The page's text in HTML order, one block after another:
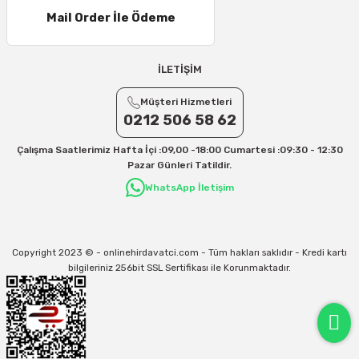
21 – 25 Desi/Kg= 357,90 TL-- 397,40 TL
Yurtiçi Kargo için 30 Desi sonrası her +1 Desi: 13 TL
Aras Kargo için 30 Desi sonrası her +1 Desi: 17 TL
Kargo ve teslimat süreçleriyle ilgili tüm sorularınız için bizimle iletişime
31/12/2026 Tarihine Kadar Geçerlidir
Mail Order İle Ödeme
İLETİŞİM
Müşteri Hizmetleri
0212 506 58 62
Çalışma Saatlerimiz Hafta İçi :09,00 -18:00 Cumartesi :09:30 - 12:30
Pazar Günleri Tatildir.
WhatsApp İletişim
Copyright 2023 © - onlinehirdavatci.com - Tüm hakları saklıdır - Kredi kartı
bilgileriniz 256bit SSL Sertifikası ile Korunmaktadır.